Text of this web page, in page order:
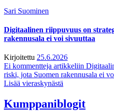
Sari Suominen
Digitaalinen riippuvuus on
rakennusala ei voi sivuuttaa
Kirjoitettu 25.6.2026
Ei kommentteja artikkeliin
riski, jota Suomen rakennusala ei
Lisää vieraskynästä
Kumppaniblogit